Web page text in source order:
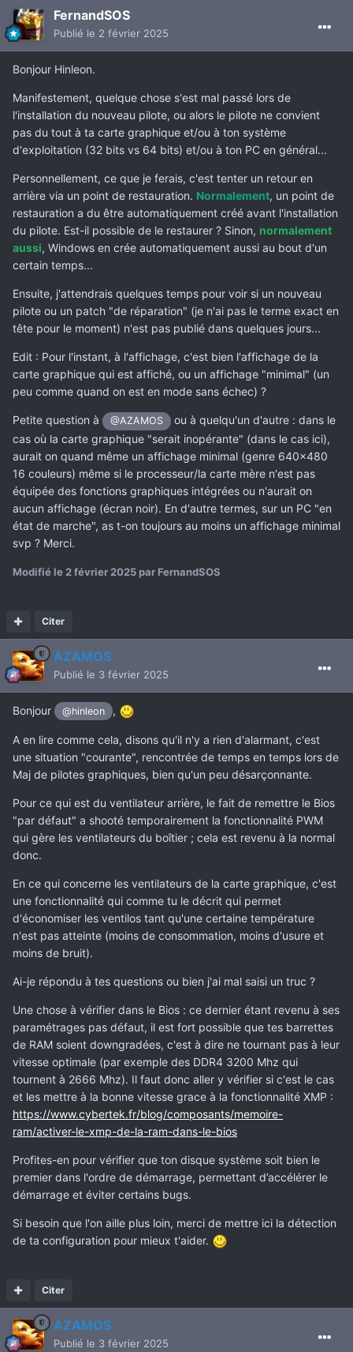
FernandSOS
Publié le 2 février 2025
Bonjour Hinleon.
Manifestement, quelque chose s'est mal passé lors de
l'installation du nouveau pilote, ou alors le pilote ne convient
pas du tout à ta carte graphique et/ou à ton système
d'exploitation (32 bits vs 64 bits) et/ou à ton PC en général...
Personnellement, ce que je ferais, c'est tenter un retour en
arrière via un point de restauration. Normalement, un point de
restauration a du être automatiquement créé avant l'installation
du pilote. Est-il possible de le restaurer ? Sinon, normalement
aussi, Windows en crée automatiquement aussi au bout d'un
certain temps...
Ensuite, j'attendrais quelques temps pour voir si un nouveau
pilote ou un patch "de réparation" (je n'ai pas le terme exact en
tête pour le moment) n'est pas publié dans quelques jours...
Edit : Pour l'instant, à l'affichage, c'est bien l'affichage de la
carte graphique qui est affiché, ou un affichage "minimal" (un
peu comme quand on est en mode sans échec) ?
Petite question à @AZAMOS
ou à quelqu'un d'autre : dans le
cas où la carte graphique "serait inopérante" (dans le cas ici),
aurait on quand même un affichage minimal (genre 640x480
16 couleurs) même si le processeur/la carte mère n'est pas
équipée des fonctions graphiques intégrées ou n'aurait on
aucun affichage (écran noir). En d'autre termes, sur un PC "en
état de marche", as t-on toujours au moins un affichage minimal
svp ? Merci.
Modifiéle 2 février 2025par FernandSOS
Citer
AZAMOS
Publié le 3 février 2025
Bonjour @hinleon ,
A en lire comme cela, disons qu'il n'y a rien d'alarmant, c'est
une situation "courante", rencontrée de temps en temps lors de
Maj de pilotes graphiques, bien qu'un peu désarçonnante.
Pour ce qui est du ventilateur arrière, le fait de remettre le Bios
"par défaut" a shooté temporairement la fonctionnalité PWM
qui gère les ventilateurs du boîtier ; cela est revenu à la normal
donc.
En ce qui concerne les ventilateurs de la carte graphique, c'est
une fonctionnalité qui comme tu le décrit qui permet
d'économiser les ventilos tant qu'une certaine température
n'est pas atteinte (moins de consommation, moins d'usure et
moins de bruit).
Ai-je répondu à tes questions ou bien j'ai mal saisi un truc ?
Une chose à vérifier dans le Bios : ce dernier étant revenu à ses
paramétrages pas défaut, il est fort possible que tes barrettes
de RAM soient downgradées, c'est à dire ne tournant pas à leur
vitesse optimale (par exemple des DDR4 3200 Mhz qui
tournent à 2666 Mhz). Il faut donc aller y vérifier si c'est le cas
et les mettre à la bonne vitesse grace à la fonctionnalité XMP :
https://www.cybertek.fr/blog/composants/memoire-
ram/activer-le-xmp-de-la-ram-dans-le-bios
Profites-en pour vérifier que ton disque système soit bien le
premier dans l'ordre de démarrage, permettant d’accélérer le
démarrage et éviter certains bugs.
Si besoin que l'on aille plus loin, merci de mettre ici la détection
de ta configuration pour mieux t'aider.
Citer
AZAMOS
Publié le 3 février 2025